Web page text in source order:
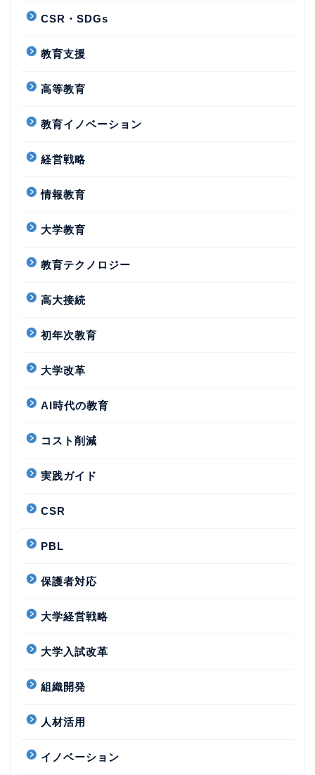
CSR・SDGs
教育支援
高等教育
教育イノベーション
経営戦略
情報教育
大学教育
教育テクノロジー
高大接続
初年次教育
大学改革
AI時代の教育
コスト削減
実践ガイド
CSR
PBL
保護者対応
大学経営戦略
大学入試改革
組織開発
人材活用
イノベーション